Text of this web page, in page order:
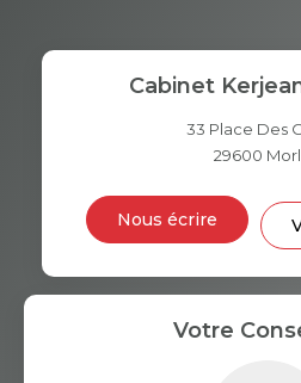
TAXE FONCIÈRE
RÉSULTATS DES LYCÉES
RESTAURANTS ET CAFÉS
Cabinet
33 Place Des
29600
Nous écrire
Votre